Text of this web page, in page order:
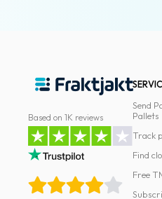
Based on 1K reviews
Send
Pallets
Track
Find
Free